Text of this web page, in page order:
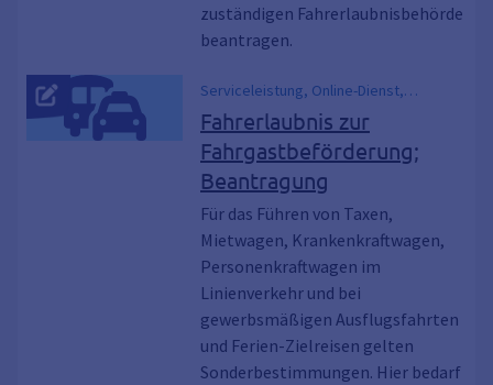
zuständigen Fahrerlaubnisbehörde
beantragen.
Serviceleistung, Online-Dienst,
Fahrgastbeförderungsschein, FzF,
Personenbeförderung,
Personenbeförderungsschein, P-Schein
Fahrerlaubnis zur
Fahrgastbeförderung;
Beantragung
Für das Führen von Taxen,
Mietwagen, Krankenkraftwagen,
Personenkraftwagen im
Linienverkehr und bei
gewerbsmäßigen Ausflugsfahrten
und Ferien-Zielreisen gelten
Sonderbestimmungen. Hier bedarf